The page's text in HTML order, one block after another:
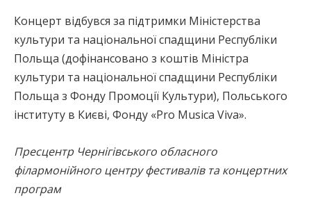
Концерт відбувся за підтримки Міністерства
культури та національної спадщини Республіки
Польща (дофінансовано з коштів Міністра
культури та національної спадщини Республіки
Польща з Фонду Промоції Культури), Польського
інституту в Києві, Фонду «Pro Musica Viva».
Пресцентр Чернігівського обласного
філармонійного центру фестивалів та концертних
програм